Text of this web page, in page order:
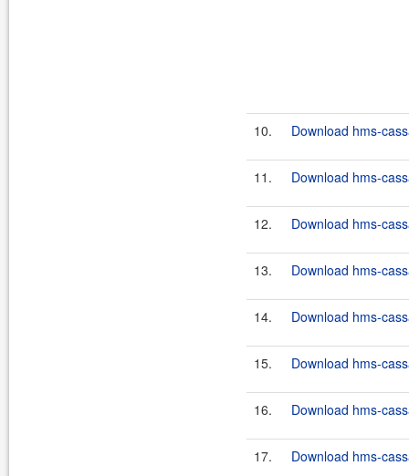
10. Download hms-
11. Download hms-
12. Download hms-
13. Download hms-
14. Download hms-
15. Download hms-
16. Download hms-
17. Download hms-